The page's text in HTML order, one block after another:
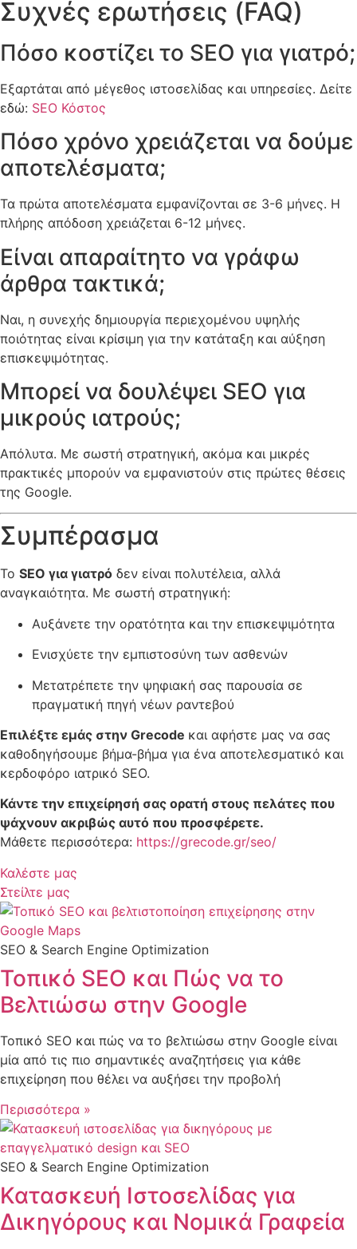
Συχνές ερωτήσεις (FAQ)
Πόσο κοστίζει το SEO για γιατρό;
Εξαρτάται από μέγεθος ιστοσελίδας και υπηρεσίες. Δείτε
εδώ: SEO Κόστος
Πόσο χρόνο χρειάζεται να δούμε
αποτελέσματα;
Τα πρώτα αποτελέσματα εμφανίζονται σε 3-6 μήνες. Η
πλήρης απόδοση χρειάζεται 6-12 μήνες.
Είναι απαραίτητο να γράφω
άρθρα τακτικά;
Ναι, η συνεχής δημιουργία περιεχομένου υψηλής
ποιότητας είναι κρίσιμη για την κατάταξη και αύξηση
επισκεψιμότητας.
Μπορεί να δουλέψει SEO για
μικρούς ιατρούς;
Απόλυτα. Με σωστή στρατηγική, ακόμα και μικρές
πρακτικές μπορούν να εμφανιστούν στις πρώτες θέσεις
της Google.
Συμπέρασμα
Το SEO για γιατρό δεν είναι πολυτέλεια, αλλά
αναγκαιότητα. Με σωστή στρατηγική:
Αυξάνετε την ορατότητα και την επισκεψιμότητα
Ενισχύετε την εμπιστοσύνη των ασθενών
Μετατρέπετε την ψηφιακή σας παρουσία σε
πραγματική πηγή νέων ραντεβού
Επιλέξτε εμάς στην Grecode και αφήστε μας να σας
καθοδηγήσουμε βήμα-βήμα για ένα αποτελεσματικό και
κερδοφόρο ιατρικό SEO.
Κάντε την επιχείρησή σας ορατή στους πελάτες που
ψάχνουν ακριβώς αυτό που προσφέρετε.
Μάθετε περισσότερα: https://grecode.gr/seo/
Καλέστε μας
Στείλτε μας
SEO & Search Engine Optimization
Τοπικό SEO και Πώς να το
Βελτιώσω στην Google
Τοπικό SEO και πώς να το βελτιώσω στην Google είναι
μία από τις πιο σημαντικές αναζητήσεις για κάθε
επιχείρηση που θέλει να αυξήσει την προβολή
Περισσότερα »
SEO & Search Engine Optimization
Κατασκευή Ιστοσελίδας για
Δικηγόρους και Νομικά Γραφεία